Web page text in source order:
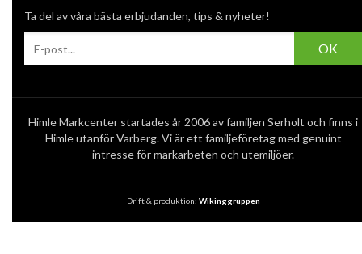
Ta del av våra bästa erbjudanden, tips & nyheter!
OK
Himle Markcenter startades år 2006 av familjen Serholt och finns i
Himle utanför Varberg. Vi är ett familjeföretag med genuint
intresse för markarbeten och utemiljöer.
Drift & produktion: Wikinggruppen